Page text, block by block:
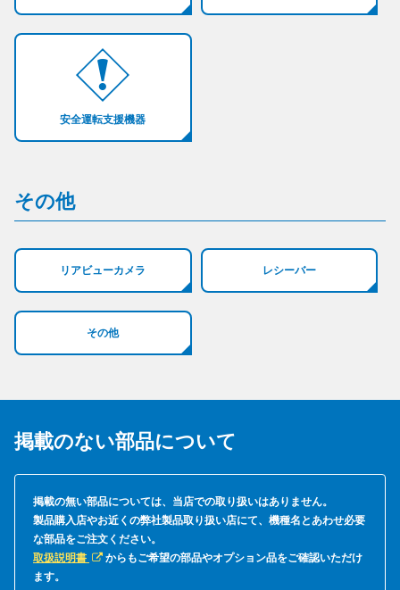
安全運転支援機器
その他
リアビューカメラ レシーバー
その他
掲載のない部品について
掲載の無い部品については、当店での取り扱いはありません。
製品購入店やお近くの弊社製品取り扱い店にて、機種名とあわせ必要
な部品をご注文ください。
取扱説明書
からもご希望の部品やオプション品をご確認いただけ
ます。